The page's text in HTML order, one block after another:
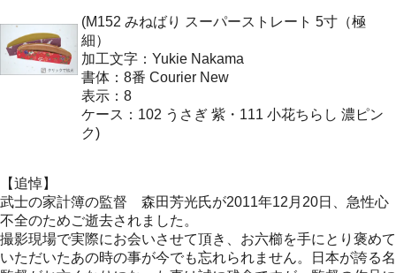
(M152 みねばり スーパーストレート 5寸（極
細）
加工文字：Yukie Nakama
書体：8番 Courier New
表示：8
ケース：102 うさぎ 紫・111 小花ちらし 濃ピン
ク)
【追悼】
武士の家計簿の監督 森田芳光氏が2011年12月20日、急性心
不全のためご逝去されました。
撮影現場で実際にお会いさせて頂き、お六櫛を手にとり褒めて
いただいたあの時の事が今でも忘れられません。日本が誇る名